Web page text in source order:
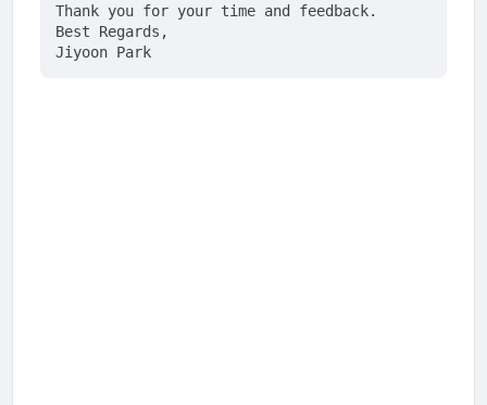
Thank you for your time and feedback.
Best Regards,
Jiyoon Park